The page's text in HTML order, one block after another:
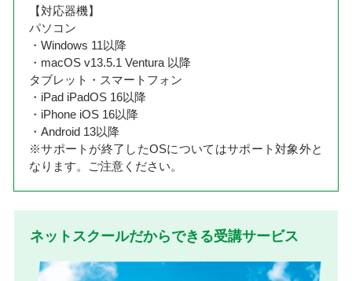
【対応器機】
パソコン
・Windows 11以降
・macOS v13.5.1 Ventura 以降
タブレット・スマートフォン
・iPad iPadOS 16以降
・iPhone iOS 16以降
・Android 13以降
※サポートが終了したOSについてはサポート対象外と
なります。ご注意ください。
ネットスクールだからできる受講サービス